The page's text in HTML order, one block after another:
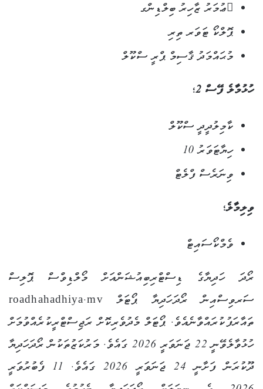
ޢުމަރު ޒާހިރު ބިލްޑިންގ
ޕޮލްކޯ ޓަވަރ ތިރި
މުޙައްމަދު ޤާސިމް ޕްރީ ސްކޫލް
ހުޅުމާލެ ފޭސް 2؛
ކާމިލުދީދީ ސްކޫލް
ހިޔާޓަވަރު 10
ވިނަރެސް ފްލެޓް
ވިލިމާލެ؛
ވެމްކޯސައިޓް
ރޯދަ ހަދިޔާގެ ޑިސްޓްރިބިއުޝަންއަށް މޯލްޑިވްސް ޕޮލިސް
ސަރވިސްއިން ރޯދަހަދިޔާ ޕޯޓަލް roadhahadhiya.mv
ތައާރަފުކުރައްވާނެއެވެ. ޕޯޓަލް މެދުވެރިކޮށް ރަޖިސްޓްރީކުރެއްވުމަށް
ހުޅުވާލެވޭނީ 22 ޖަނަވަރީ 2026 ގައެވެ. މަރުކަޒުތަކުން ރޯދަހަދިޔާ
ދޫކުރަން ފަށާނީ 24 ޖަނަވަރީ 2026 ގައެވެ. 11 ފެބުރުވަރީ